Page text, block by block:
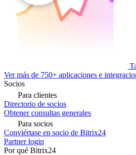
Ver más de 750+ aplicaciones e
Socios
Para clientes
Directorio de socios
Obtener consultas generales
Para socios
Conviértase en socio de Bitrix24
Partner login
Por qué Bitrix24